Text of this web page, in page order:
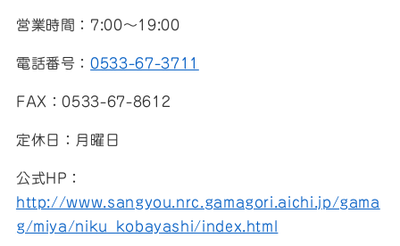
営業時間：7:00〜19:00
電話番号：0533-67-3711
FAX：0533-67-8612
定休日：月曜日
公式HP：
http://www.sangyou.nrc.gamagori.aichi.jp/gama
g/miya/niku_kobayashi/index.html